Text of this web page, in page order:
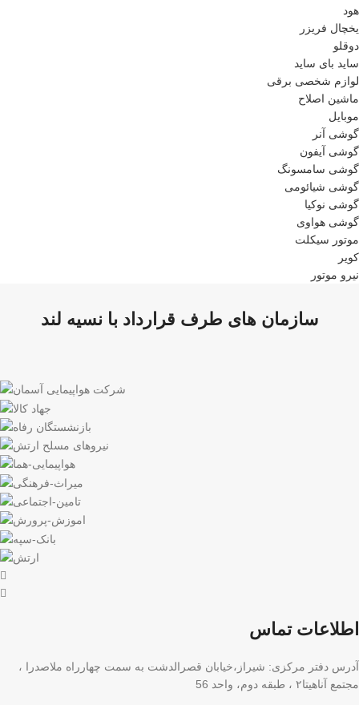
هود
یخچال فریزر
دوقلو
ساید بای ساید
لوازم شخصی برقی
ماشین اصلاح
موبایل
گوشی آنر
گوشی آیفون
گوشی سامسونگ
گوشی شیائومی
گوشی نوکیا
گوشی هواوی
موتور سیکلت
کویر
نیرو موتور
سازمان های طرف قرارداد با نسیه لند
اطلاعات تماس
آدرس دفتر مرکزی: شیراز،خیابان قصرالدشت به سمت چهارراه ملاصدرا ،
مجتمع آناهیتا۲ ، طبقه دوم، واحد 56